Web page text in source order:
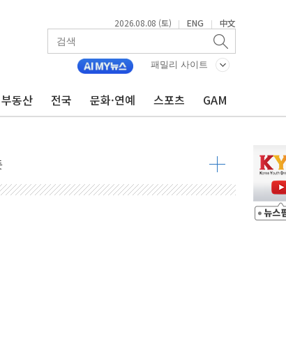
2026.08.08 (토) | ENG | 中文
패밀리 사이트
부동산 전국 문화·연예 스포츠 GAM
중단
확대'
상승… STOXX 600 지수는 나흘 연속 최고치